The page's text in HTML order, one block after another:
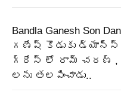
Bandla Ganesh Son
గణేష్ కొడుకు డ్యాన్స్
గ్రేస్ లో రామ్ చరణ్
లను తలపించాడు..